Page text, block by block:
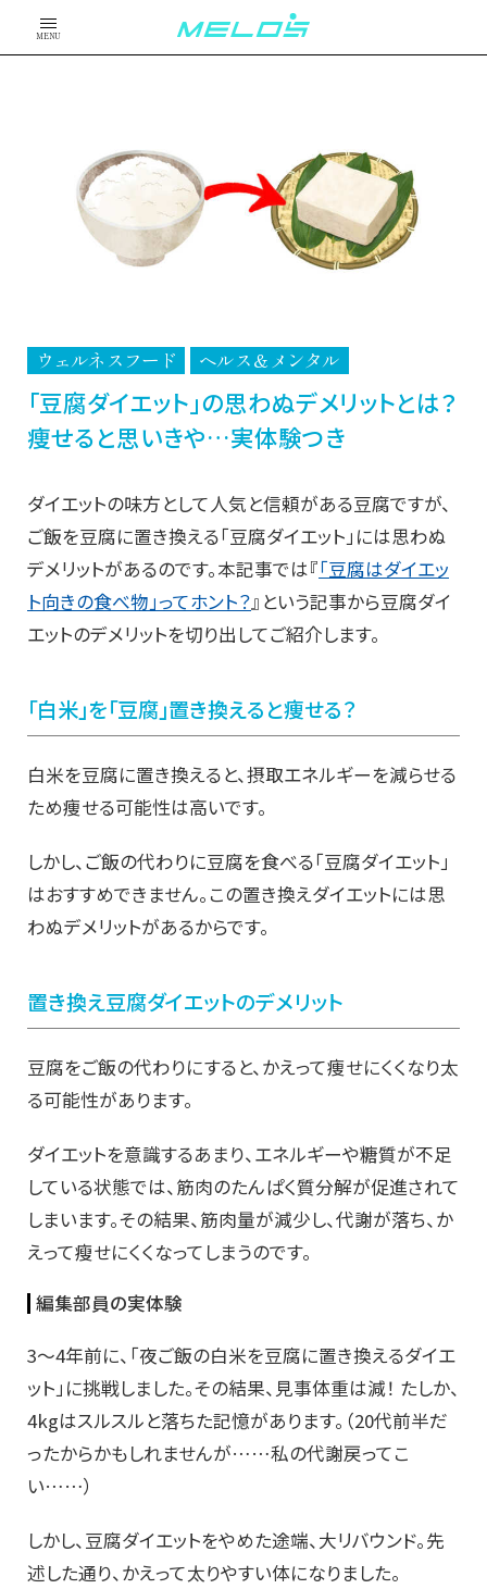
MENU
ウェルネスフード ヘルス＆メンタル
「豆腐ダイエット」の思わぬデメリットとは？
痩せると思いきや…実体験つき
ダイエットの味方として人気と信頼がある豆腐ですが、
ご飯を豆腐に置き換える「豆腐ダイエット」には思わぬ
デメリットがあるのです。本記事では『「豆腐はダイエッ
ト向きの食べ物」ってホント？』という記事から豆腐ダイ
エットのデメリットを切り出してご紹介します。
「白米」を「豆腐」置き換えると痩せる？
白米を豆腐に置き換えると、摂取エネルギーを減らせる
ため痩せる可能性は高いです。
しかし、ご飯の代わりに豆腐を食べる「豆腐ダイエット」
はおすすめできません。この置き換えダイエットには思
わぬデメリットがあるからです。
置き換え豆腐ダイエットのデメリット
豆腐をご飯の代わりにすると、かえって痩せにくくなり太
る可能性があります。
ダイエットを意識するあまり、エネルギーや糖質が不足
している状態では、筋肉のたんぱく質分解が促進されて
しまいます。その結果、筋肉量が減少し、代謝が落ち、か
えって瘦せにくくなってしまうのです。
編集部員の実体験
3～4年前に、「夜ご飯の白米を豆腐に置き換えるダイエ
ット」に挑戦しました。その結果、見事体重は減！ たしか、
4kgはスルスルと落ちた記憶があります。（20代前半だ
ったからかもしれませんが……私の代謝戻ってこ
い……）
しかし、豆腐ダイエットをやめた途端、大リバウンド。先
述した通り、かえって太りやすい体になりました。